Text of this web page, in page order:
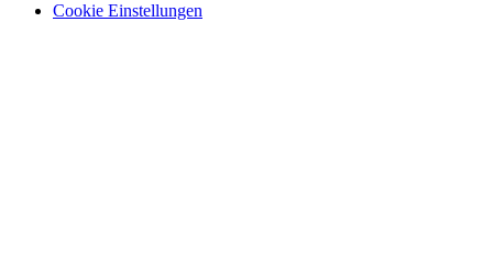
Cookie Einstellungen